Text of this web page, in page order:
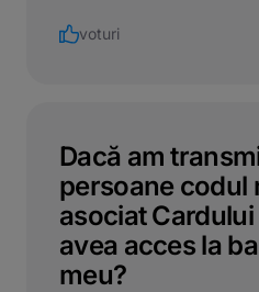
voturi
Dacă am
persoane codul
asociat
avea acces la
meu?